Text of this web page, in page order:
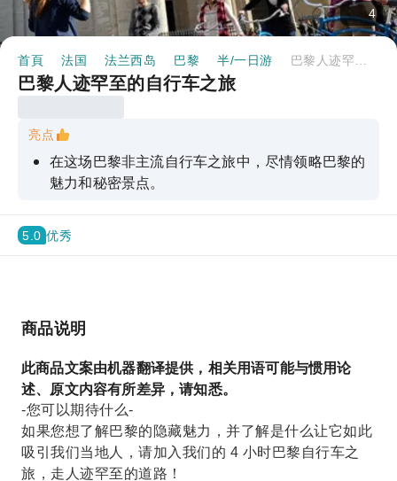
4
首頁 法国 法兰西岛 巴黎 半/一日游
巴黎人迹罕至的自行车之旅
亮点
在这场巴黎非主流自行车之旅中，尽情领略巴黎的
魅力和秘密景点。
5.0 优秀
商品说明
此商品文案由机器翻译提供，相关用语可能与惯用论
述、原文内容有所差异，请知悉。
-您可以期待什么-
如果您想了解巴黎的隐藏魅力，并了解是什么让它如此
吸引我们当地人，请加入我们的 4 小时巴黎自行车之
旅，走人迹罕至的道路！